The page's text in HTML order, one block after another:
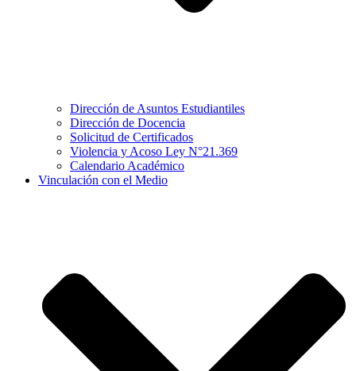
Dirección de Asuntos Estudiantiles
Dirección de Docencia
Solicitud de Certificados
Violencia y Acoso Ley N°21.369
Calendario Académico
Vinculación con el Medio